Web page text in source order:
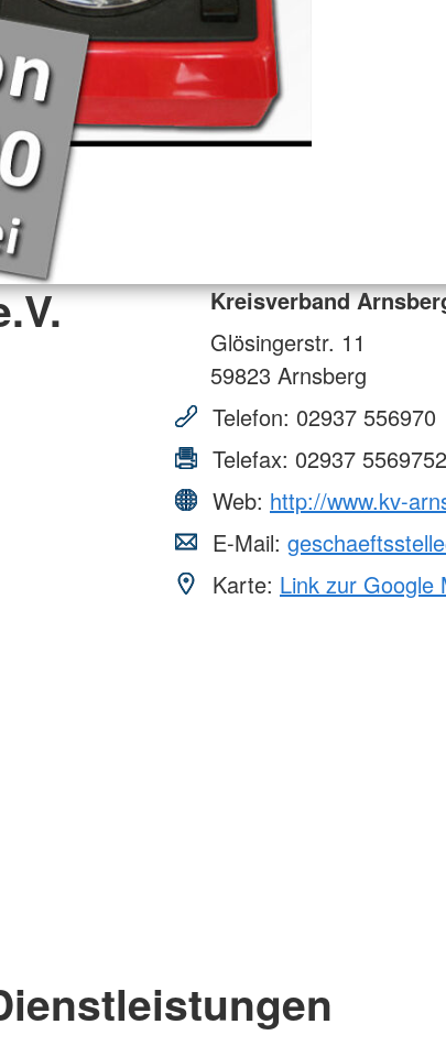
Kreisverband
Glösingerstr. 11
59823 Arnsberg
Telefon: 02937 556970
Telefax: 02937 5569752
Web: http://www.kv-
E-Mail:
Karte: Link zur Google